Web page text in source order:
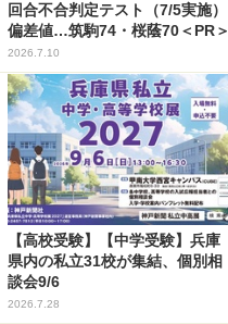
回合不合判定テスト（7/5実施）
偏差値…筑駒74・桜蔭70＜PR＞
2026.7.10
【高校受験】【中学受験】兵庫
県内の私立31校が集結、個別相
談会9/6
2026.7.28